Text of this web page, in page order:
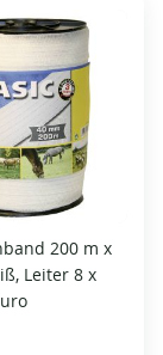
200 m x
Leiter 8 x